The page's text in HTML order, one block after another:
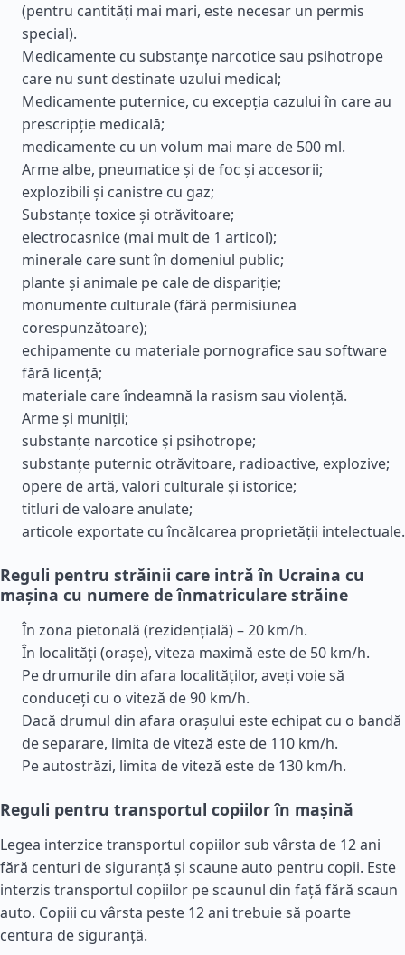
(pentru cantități mai mari, este necesar un permis
special).
Medicamente cu substanțe narcotice sau psihotrope
care nu sunt destinate uzului medical;
Medicamente puternice, cu excepția cazului în care au
prescripție medicală;
medicamente cu un volum mai mare de 500 ml.
Arme albe, pneumatice și de foc și accesorii;
explozibili și canistre cu gaz;
Substanțe toxice și otrăvitoare;
electrocasnice (mai mult de 1 articol);
minerale care sunt în domeniul public;
plante și animale pe cale de dispariție;
monumente culturale (fără permisiunea
corespunzătoare);
echipamente cu materiale pornografice sau software
fără licență;
materiale care îndeamnă la rasism sau violență.
Arme și muniții;
substanțe narcotice și psihotrope;
substanțe puternic otrăvitoare, radioactive, explozive;
opere de artă, valori culturale și istorice;
titluri de valoare anulate;
articole exportate cu încălcarea proprietății intelectuale.
Reguli pentru străinii care intră în Ucraina cu
mașina cu numere de înmatriculare străine
În zona pietonală (rezidențială) – 20 km/h.
În localități (orașe), viteza maximă este de 50 km/h.
Pe drumurile din afara localităților, aveți voie să
conduceți cu o viteză de 90 km/h.
Dacă drumul din afara orașului este echipat cu o bandă
de separare, limita de viteză este de 110 km/h.
Pe autostrăzi, limita de viteză este de 130 km/h.
Reguli pentru transportul copiilor în mașină
Legea interzice transportul copiilor sub vârsta de 12 ani
fără centuri de siguranță și scaune auto pentru copii. Este
interzis transportul copiilor pe scaunul din față fără scaun
auto. Copiii cu vârsta peste 12 ani trebuie să poarte
centura de siguranță.